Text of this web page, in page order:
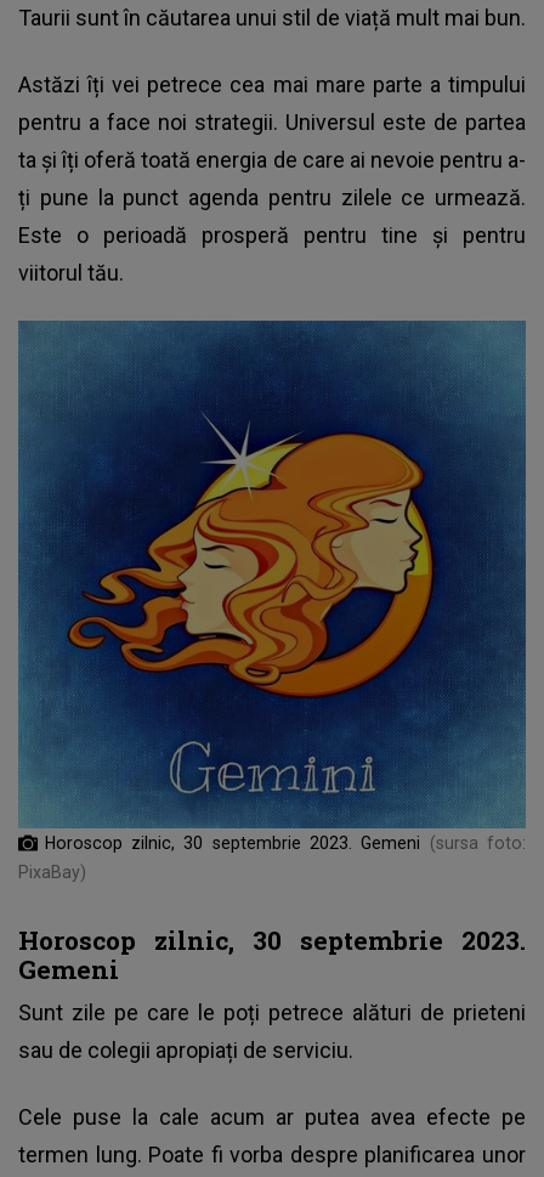
Taurii sunt în căutarea unui stil de viață mult mai bun.
Astăzi îți vei petrece cea mai mare parte a timpului
pentru a face noi strategii. Universul este de partea
ta și îți oferă toată energia de care ai nevoie pentru a-
ți pune la punct agenda pentru zilele ce urmează.
Este o perioadă prosperă pentru tine și pentru
viitorul tău.
Horoscop zilnic, 30 septembrie 2023. Gemeni
(sursa foto:
PixaBay)
Horoscop zilnic, 30 septembrie 2023.
Gemeni
Sunt zile pe care le poți petrece alături de prieteni
sau de colegii apropiați de serviciu.
Cele puse la cale acum ar putea avea efecte pe
termen lung. Poate fi vorba despre planificarea unor